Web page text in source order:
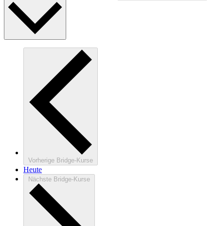
Vorherige Bridge-Kurse
Heute
Nächste Bridge-Kurse